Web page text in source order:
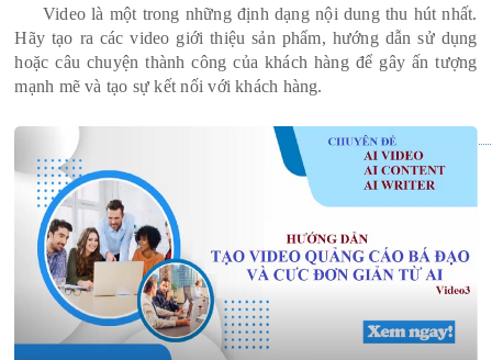
Video là một trong những định dạng nội dung thu hút nhất.
Hãy tạo ra các video giới thiệu sản phẩm, hướng dẫn sử dụng
hoặc câu chuyện thành công của khách hàng để gây ấn tượng
mạnh mẽ và tạo sự kết nối với khách hàng.